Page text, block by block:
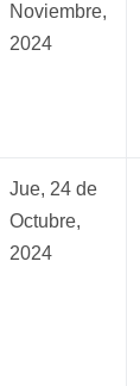
Noviembre,
2024
Jue, 24 de
Octubre,
2024